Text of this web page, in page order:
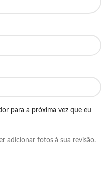
para a próxima vez que eu
adicionar fotos à sua revisão.